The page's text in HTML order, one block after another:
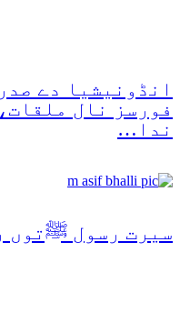
انڈونیشیا دے
فورسز نال
ندا…
سیرت رسول ﷺتوں